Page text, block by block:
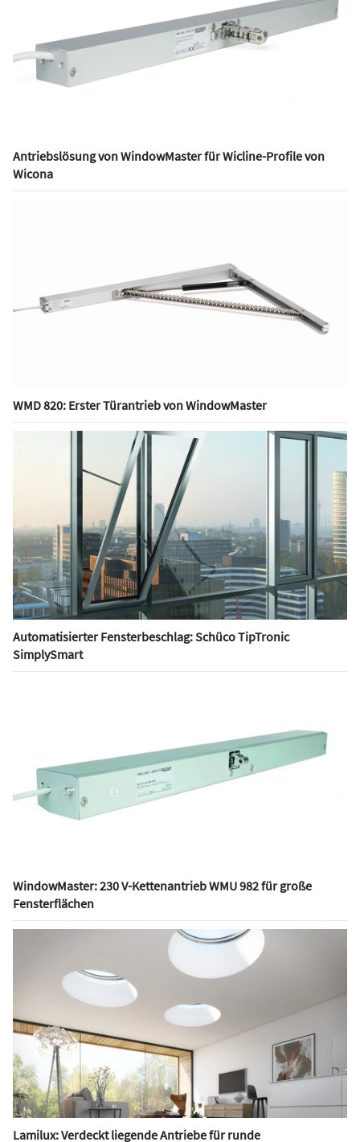
Antriebslösung von WindowMaster für Wicline-Profile von
Wicona
WMD 820: Erster Türantrieb von WindowMaster
Automatisierter Fensterbeschlag: Schüco TipTronic
SimplySmart
WindowMaster: 230 V-Kettenantrieb WMU 982 für große
Fensterflächen
Lamilux: Verdeckt liegende Antriebe für runde